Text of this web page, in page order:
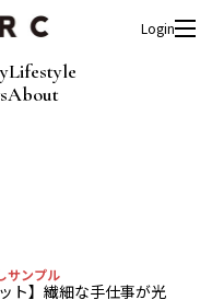
Lifestyle
About
Login
サンプル
ト】繊細な手仕事が光